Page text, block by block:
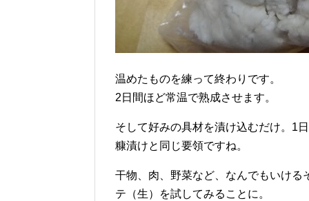
温めたものを練って終わりです。
2日間ほど常温で熟成させます。
そして好みの具材を漬け込むだけ。1
糠漬けと同じ要領ですね。
干物、肉、野菜など、なんでもいけ
テ（生）を試してみることに。